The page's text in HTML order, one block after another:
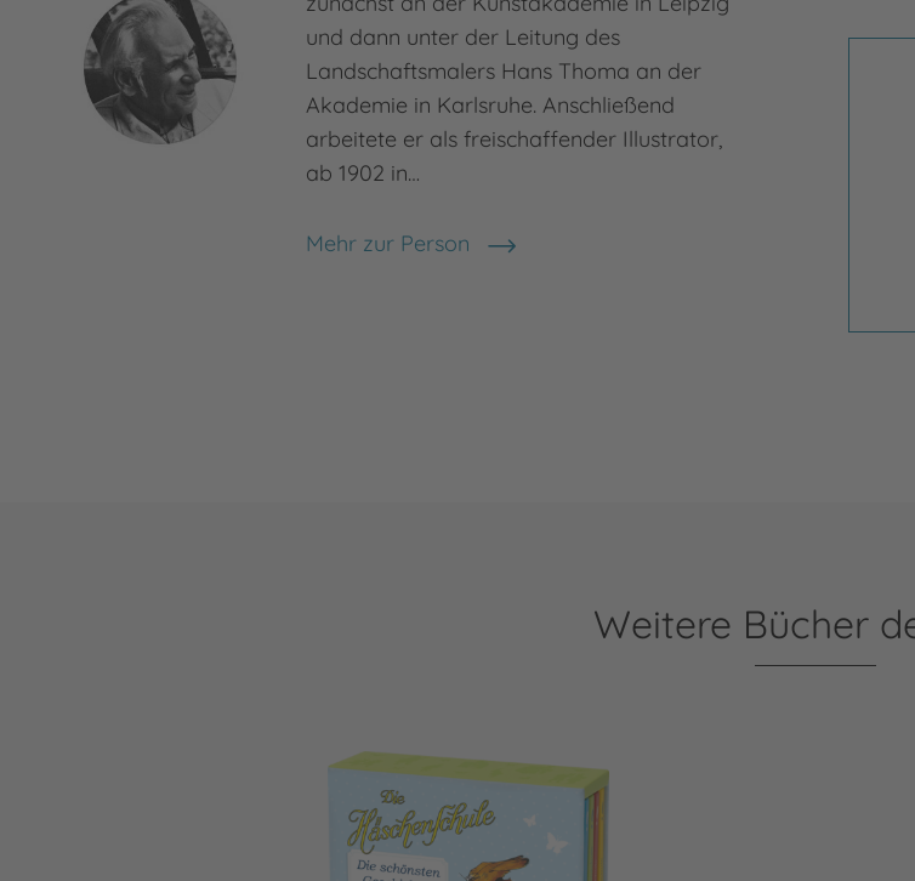
und dann unter der Leitung des
Landschaftsmalers Hans Thoma an der
Akademie in Karlsruhe. Anschließend
arbeitete er als freischaffender Illustrator,
ab 1902 in…
Mehr zur Person
Fritz Koch-Gotha
Weitere Bücher